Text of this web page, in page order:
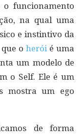
funcionamento
na qual uma
e instintivo da
o herói é uma
um modelo de
o Self. Ele é um
mostra um ego
de forma